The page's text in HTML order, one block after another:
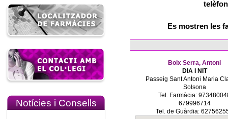
Notícies i Consells
Es mostren les
Boix Serra, Antoni
DIA I NIT
Passeig Sant Antoni Maria
Solsona
Tel. Farmàcia:
679996714
Tel. de Guàrdia: